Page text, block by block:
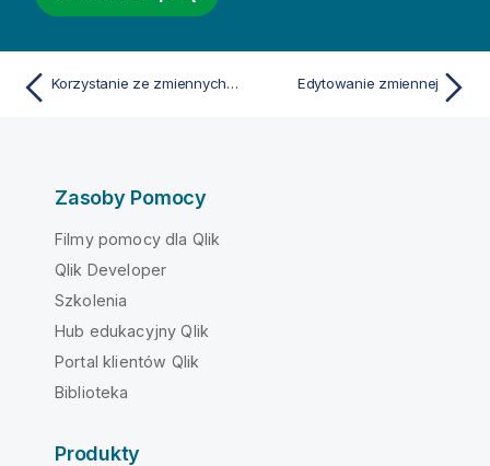
Korzystanie ze zmiennych w wyrażeniach Edytowanie zmiennej
Zasoby Pomocy
Filmy pomocy dla Qlik
Qlik Developer
Szkolenia
Hub edukacyjny Qlik
Portal klientów Qlik
Biblioteka
Produkty